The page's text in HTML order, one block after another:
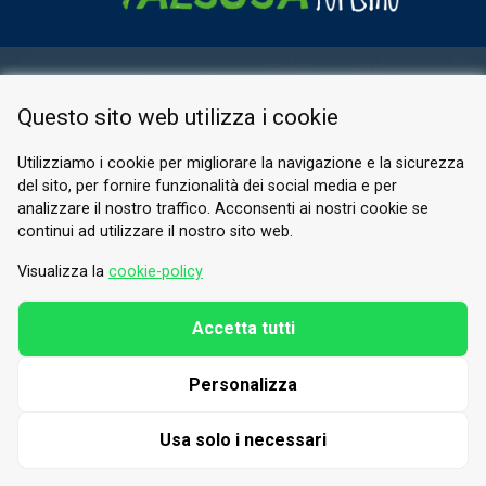
PRIVACY POLICY
© 2026 Valle di Susa
Tesori di Arte e Cultura Alpina
Tel.
Email.info@vallesusa-tesori.it
Questo sito web utilizza i cookie
Utilizziamo i cookie per migliorare la navigazione e la sicurezza
del sito, per fornire funzionalità dei social media e per
analizzare il nostro traffico. Acconsenti ai nostri cookie se
continui ad utilizzare il nostro sito web.
Visualizza la cookie-policy
Usa solo i necessari
Personalizza
Accetta tutti